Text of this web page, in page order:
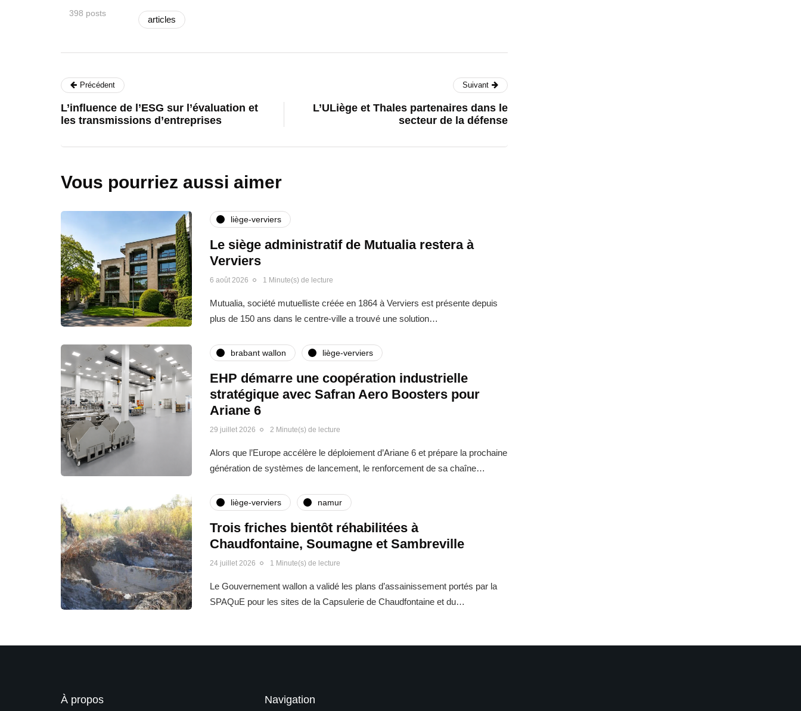
398 posts
articles
Précédent
L’influence de l’ESG sur l’évaluation et
les transmissions d’entreprises
Suivant
L’ULiège et Thales partenaires dans le
secteur de la défense
Vous pourriez aussi aimer
liège-verviers
Le siège administratif de Mutualia restera à
Verviers
6 août 2026 1 Minute(s) de lecture
Mutualia, société mutuelliste créée en 1864 à Verviers est présente depuis
plus de 150 ans dans le centre-ville a trouvé une solution…
brabant wallon liège-verviers
EHP démarre une coopération industrielle
stratégique avec Safran Aero Boosters pour
Ariane 6
29 juillet 2026 2 Minute(s) de lecture
Alors que l’Europe accélère le déploiement d’Ariane 6 et prépare la prochaine
génération de systèmes de lancement, le renforcement de sa chaîne…
liège-verviers namur
Trois friches bientôt réhabilitées à
Chaudfontaine, Soumagne et Sambreville
24 juillet 2026 1 Minute(s) de lecture
Le Gouvernement wallon a validé les plans d’assainissement portés par la
SPAQuE pour les sites de la Capsulerie de Chaudfontaine et du…
À propos Navigation